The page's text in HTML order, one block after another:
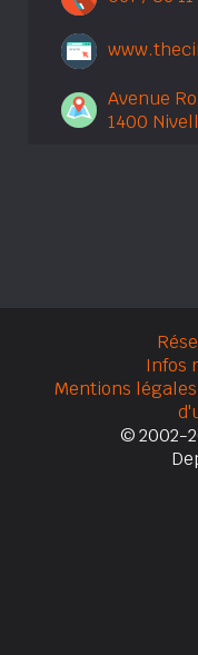
Avenue
1400
Infos
Mentions
© 2002-